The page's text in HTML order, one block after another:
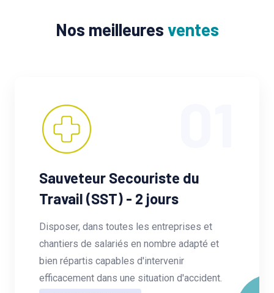
Nos meilleures ventes
Sauveteur Secouriste du
Travail (SST) - 2 jours
Disposer, dans toutes les entreprises et
chantiers de salariés en nombre adapté et
bien répartis capables d'intervenir
efficacement dans une situation d'accident.